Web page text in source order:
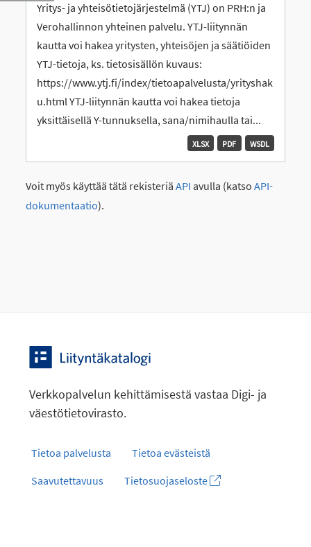
Yritys- ja yhteisötietojärjestelmä (YTJ) on PRH:n ja
Verohallinnon yhteinen palvelu. YTJ-liitynnän
kautta voi hakea yritysten, yhteisöjen ja säätiöiden
YTJ-tietoja, ks. tietosisällön kuvaus:
https://www.ytj.fi/index/tietoapalvelusta/yrityshak
u.html YTJ-liitynnän kautta voi hakea tietoja
yksittäisellä Y-tunnuksella, sana/nimihaulla tai...
WSDL
PDF
XLSX
Voit myös käyttää tätä rekisteriä API avulla (katso API-
dokumentaatio).
Verkkopalvelun kehittämisestä vastaa Digi- ja
väestötietovirasto.
Tietoa palvelusta
Tietoa evästeistä
Saavutettavuus
Tietosuojaseloste